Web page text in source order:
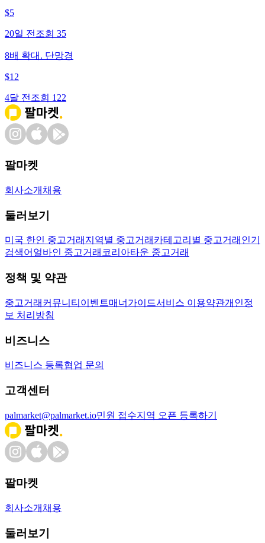
$5
20일 전 조회 35
8배 확대. 단망경
$12
4달 전 조회 122
팔마켓
회사소개 채용
둘러보기
미국 한인 중고거래 지역별 중고거래 카테고리별 중고거래 인기
검색어 얼바인 중고거래 코리아타운 중고거래
정책 및 약관
중고거래 커뮤니티 이벤트매너가이드서비스 이용약관개인정
보 처리방침
비즈니스
비즈니스 등록협업 문의
고객센터
palmarket@palmarket.io민원 접수지역 오픈 등록하기
팔마켓
회사소개 채용
둘러보기